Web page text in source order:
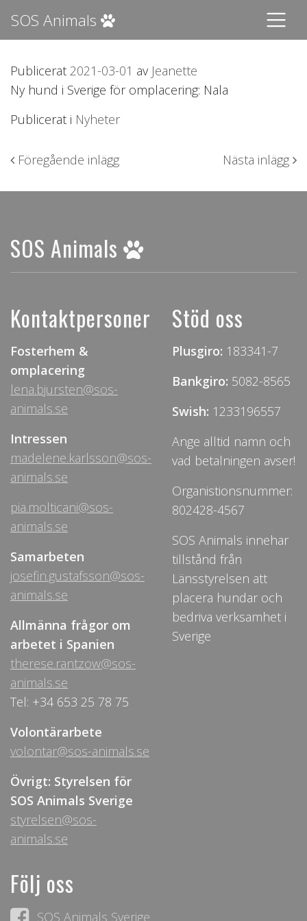
SOS Animals
Publicerat 2021-03-01 av Jeanette
Ny hund i Sverige för omplacering: Nala
Publicerat i Nyheter
Inläggsnavigering
Föregående inlägg Nästa inlägg
SOS Animals
Kontaktpersoner
Fosterhem &
omplacering
lena.bjursten@sos-
animals.se
Intressen
madelene.karlsson@sos-
animals.se
pia.molticani@sos-
animals.se
Samarbeten
josefin.gustafsson@sos-
animals.se
Allmänna frågor om
arbetet i Spanien
therese.rantzow@sos-
animals.se
Tel: +34 653 25 78 75
Volontärarbete
volontar@sos-animals.se
Övrigt: Styrelsen för
SOS Animals Sverige
styrelsen@sos-
animals.se
Stöd oss
Plusgiro: 183341-7
Bankgiro: 5082-8565
Swish: 1233196557
Ange alltid namn och
vad betalningen avser!
Organistionsnummer:
802428-4567
SOS Animals innehar
tillstånd från
Länsstyrelsen att
placera hundar och
bedriva verksamhet i
Sverige
Följ oss
SOS Animals Sverige